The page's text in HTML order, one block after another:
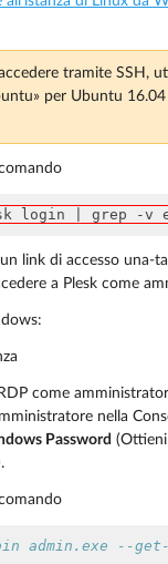
tramite SSH,
per Ubuntu 16.04
login | grep -v
link di accesso una-
a Plesk come
come
nella
Password
admin.exe --